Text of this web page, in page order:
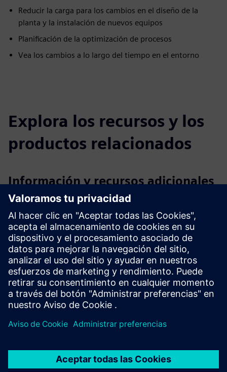
Reducir la carga para los cambios en el diseño de la
planta y la instalación de nuevos equipos
Planificación de la optimización de procesos
Vea los cambios a lo largo del tiempo en el entorno
Explora los recursos y los
productos relacionados
Información y recursos adicionales
Hoja de especificaciones de AnyMail
Hoja de especificaciones de AnyMail X
Enlace de demostración
Más información
Requisitos previos
ninguno